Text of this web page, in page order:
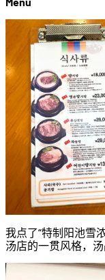
我点了“特制阳池雪
汤店的一贯风格，